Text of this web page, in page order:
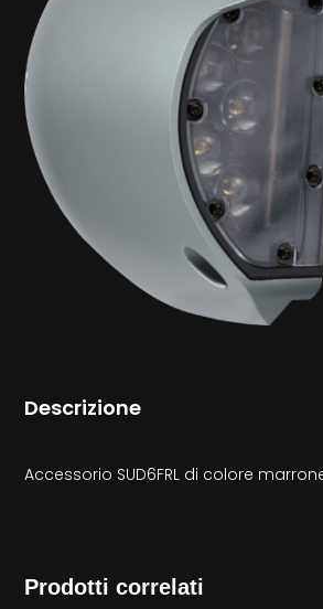
Descrizione
Accessorio SUD6FRL di colore
Prodotti correlati